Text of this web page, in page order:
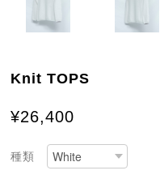
Knit TOPS
¥26,400
種類